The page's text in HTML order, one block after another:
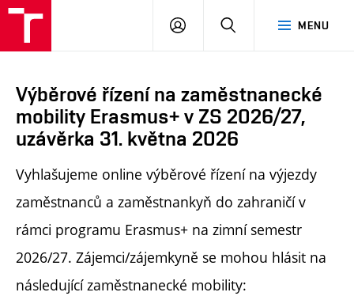
MENU
PŘIHLÁSIT
Výběrové řízení na zaměstnanecké
mobility Erasmus+ v ZS 2026/27,
uzávěrka 31. května 2026
Vyhlašujeme online výběrové řízení na výjezdy
zaměstnanců a zaměstnankyň do zahraničí v
rámci programu Erasmus+ na zimní semestr
2026/27. Zájemci/zájemkyně se mohou hlásit na
následující zaměstnanecké mobility: